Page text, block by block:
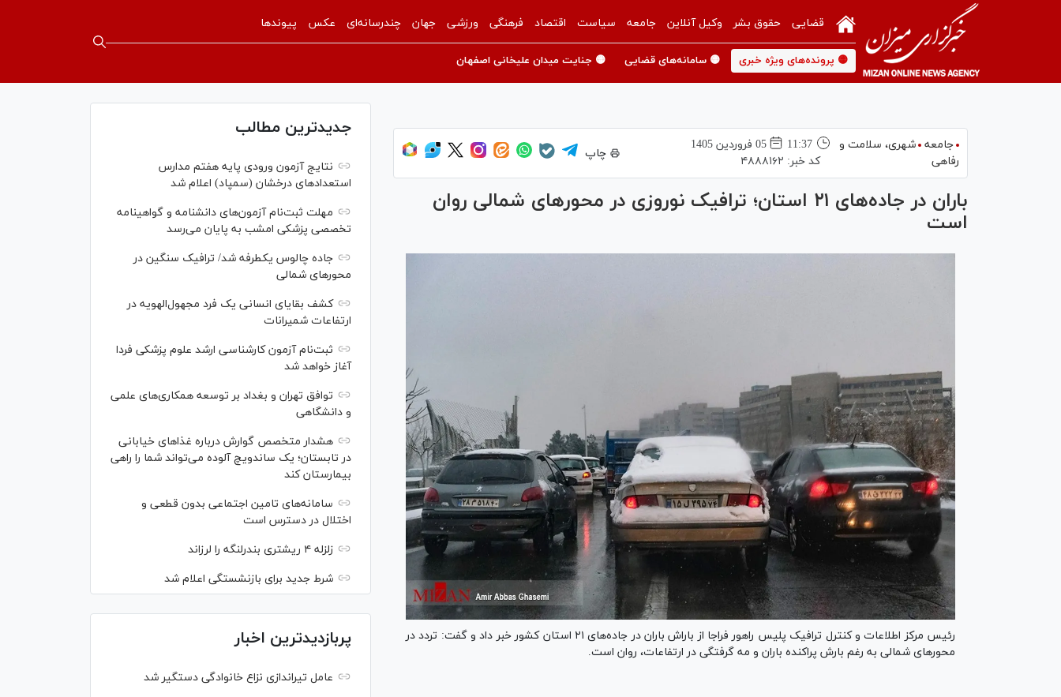
قضایی حقوق بشر وکیل آنلاین جامعه سیاست اقتصاد فرهنگی ورزشی جهان چندرسانه‌ای عکس پیوندها
🟡 پرونده‌های ویژه خبری 🟡 سامانه‌های قضایی 🟡 جنایت میدان علیخانی اصفهان
جامعه شهری،‌ سلامت و
رفاهی
11:37
05 فروردين 1405
کد خبر: ۴۸۸۸۱۶۲
چاپ
باران در جاده‌های ۲۱ استان؛ ترافیک نوروزی در محورهای شمالی روان
است
رئیس مرکز اطلاعات و کنترل ترافیک پلیس راهور فراجا از باراش باران در جاده‌های ۲۱ استان کشور خبر داد و گفت: تردد در
محور‌های شمالی به رغم بارش پراکنده باران و مه گرفتگی در ارتفاعات، روان است.
جدیدترین مطالب
نتایج آزمون ورودی پایه هفتم مدارس
استعدادهای درخشان (سمپاد) اعلام شد
مهلت ثبت‌نام آزمون‌های دانشنامه و گواهینامه
تخصصی پزشکی امشب به پایان می‌رسد
جاده چالوس یکطرفه شد/ ترافیک سنگین در
محورهای شمالی
کشف بقایای انسانی یک فرد مجهول‌الهویه در
ارتفاعات شمیرانات
ثبت‌نام آزمون کارشناسی ارشد علوم پزشکی فردا
آغاز خواهد شد
توافق تهران و بغداد بر توسعه همکاری‌های علمی
و دانشگاهی
هشدار متخصص گوارش درباره غذا‌های خیابانی
در تابستان؛ یک ساندویچ آلوده می‌تواند شما را راهی
بیمارستان کند
سامانه‌های تامین اجتماعی بدون قطعی و
اختلال در دسترس است
زلزله ۴ ریشتری بندرلنگه را لرزاند
شرط جدید برای بازنشستگی اعلام شد
پربازدیدترین اخبار
عامل تیراندازی نزاع خانوادگی دستگیر شد